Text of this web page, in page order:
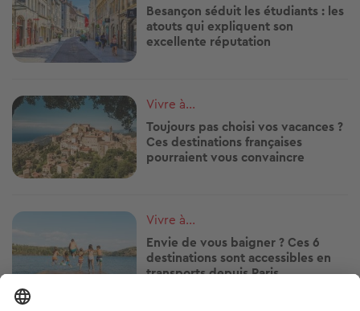
Besançon séduit les étudiants : les
atouts qui expliquent son
excellente réputation
Image
Vivre à...
Toujours pas choisi vos vacances ?
Ces destinations françaises
pourraient vous convaincre
Image
Vivre à...
Envie de vous baigner ? Ces 6
destinations sont accessibles en
transports depuis Paris